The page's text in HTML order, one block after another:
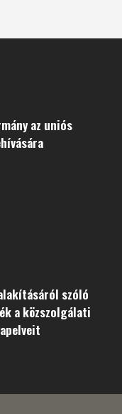
az uniós
szóló
a közszolgálati